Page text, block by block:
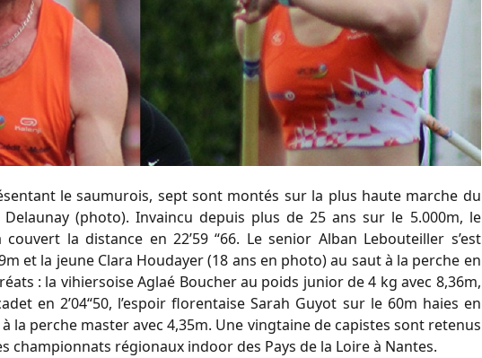
le saumurois, sept sont montés sur la plus haute marche du
Delaunay (photo). Invaincu depuis plus de 25 ans sur le 5.000m, le
la distance en 22’59 “66. Le senior Alban Lebouteiller s’est
et la jeune Clara Houdayer (18 ans en photo) au saut à la perche en
: la vihiersoise Aglaé Boucher au poids junior de 4 kg avec 8,36m,
en 2’04“50, l’espoir florentaise Sarah Guyot sur le 60m haies en
la perche master avec 4,35m. Une vingtaine de capistes sont retenus
championnats régionaux indoor des Pays de la Loire à Nantes.